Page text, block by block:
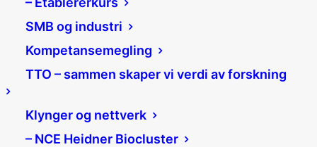
SMB og industri
Kompetansemegling
TTO – sammen skaper vi verdi av forskning
Klynger og nettverk
– NCE Heidner Biocluster
20. april 2026